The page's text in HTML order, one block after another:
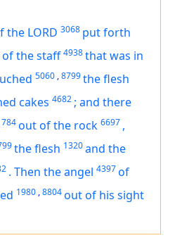
the LORD 3068 put forth
of the staff 4938thatwas in
5060 ,8799the flesh
cakes 4682 ; and there
784out of the rock 6697 ,
the flesh 1320and the
. Then the angel 4397of
1980 ,8804out of his sight